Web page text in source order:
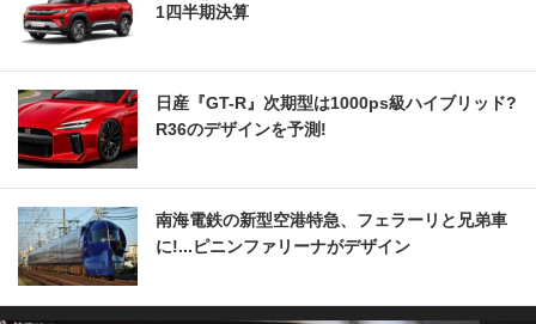
1四半期決算
日産『GT-R』次期型は1000ps級ハイブリッド?
R36のデザインを予測!
南海電鉄の新型空港特急、フェラーリと兄弟車
に!...ピニンファリーナがデザイン